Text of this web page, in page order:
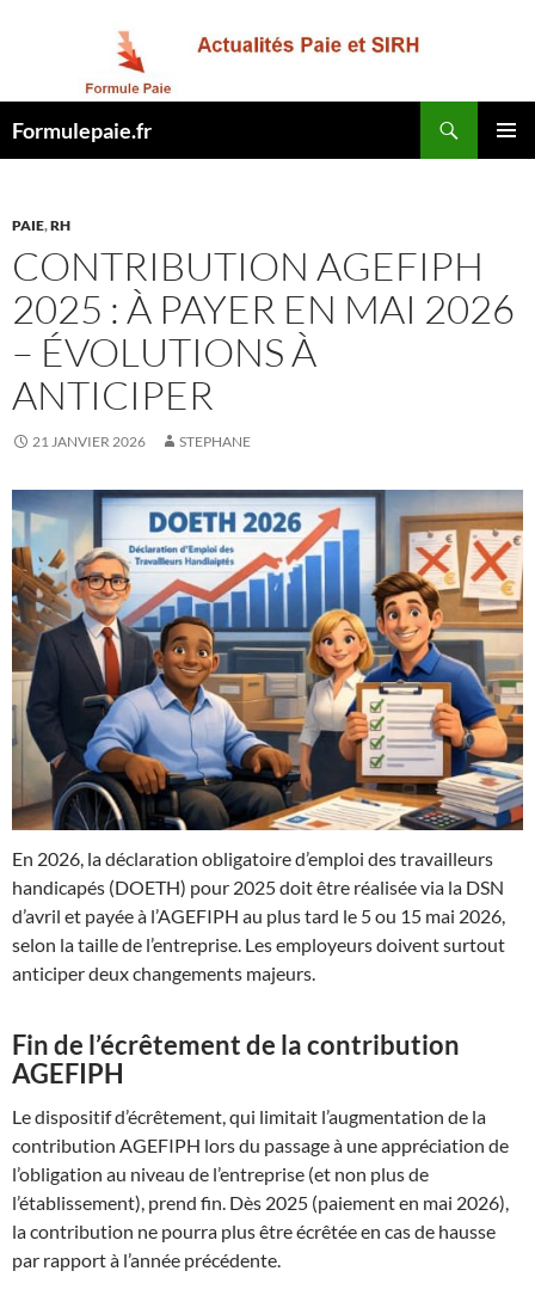
Formulepaie.fr
PAIE,RH
CONTRIBUTION AGEFIPH
2025 : À PAYER EN MAI 2026
– ÉVOLUTIONS À
ANTICIPER
21 JANVIER 2026 STEPHANE
En 2026, la déclaration obligatoire d’emploi des travailleurs
handicapés (DOETH) pour 2025 doit être réalisée via la DSN
d’avril et payée à l’AGEFIPH au plus tard le 5 ou 15 mai 2026,
selon la taille de l’entreprise. Les employeurs doivent surtout
anticiper deux changements majeurs.
Fin de l’écrêtement de la contribution
AGEFIPH
Le dispositif d’écrêtement, qui limitait l’augmentation de la
contribution AGEFIPH lors du passage à une appréciation de
l’obligation au niveau de l’entreprise (et non plus de
l’établissement), prend fin. Dès 2025 (paiement en mai 2026),
la contribution ne pourra plus être écrêtée en cas de hausse
par rapport à l’année précédente.